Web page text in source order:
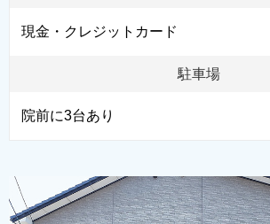
現金・クレジットカード
駐車場
院前に3台あり